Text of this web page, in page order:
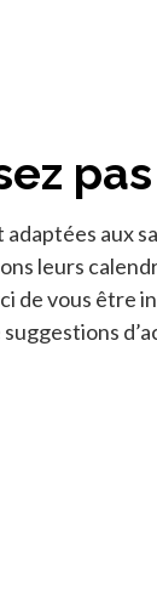
aux
leurs
de vous être